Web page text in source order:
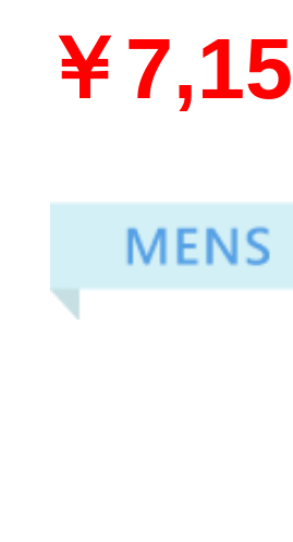
￥